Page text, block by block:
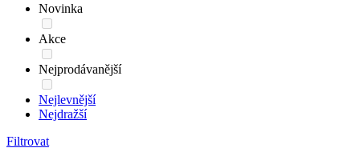
Novinka
Akce
Nejprodávanější
Nejlevnější
Nejdražší
Filtrovat